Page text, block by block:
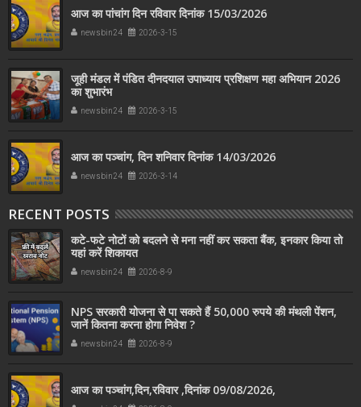
आज का पांचांग दिन रविवार दिनांक 15/03/2026
newsbin24 2026-3-15
जूही मंडल में पंडित दीनदयाल उपाध्याय प्रशिक्षण महा अभियान 2026
का शुभारंभ
newsbin24 2026-3-15
आज का पञ्चांग, दिन शनिवार दिनांक 14/03/2026
newsbin24 2026-3-14
RECENT POSTS
कटे-फटे नोटों को बदलने से मना नहीं कर सकता बैंक, इनकार किया तो
यहां करें शिकायत
newsbin24 2026-8-9
NPS सरकारी योजना से पा सकते हैं 50,000 रुपये की मंथली पेंशन,
जानें कितना करना होगा निवेश ?
newsbin24 2026-8-9
आज का पञ्चांग,दिन,रविवार ,दिनांक 09/08/2026,